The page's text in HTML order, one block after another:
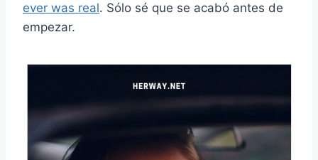
ever was real. Sólo sé que se acabó antes de
empezar.